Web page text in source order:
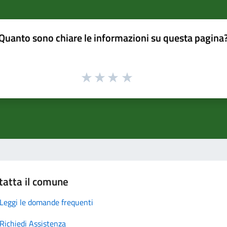
sono chiare le informazioni su questa
il comune
Leggi le domande frequenti
Richiedi Assistenza